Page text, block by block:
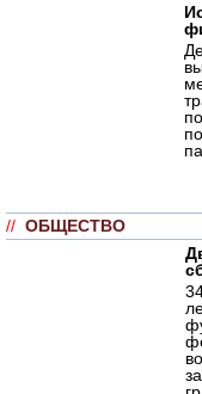
// ОБЩЕСТВО